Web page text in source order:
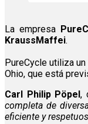
La empresa
KraussMaffei.
PureCycle utiliza
Ohio, que está
Carl Philip Pöpel,
completa de
eficiente y